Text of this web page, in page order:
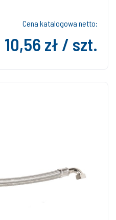
Cena katalogowa netto:
10,56 zł / szt.